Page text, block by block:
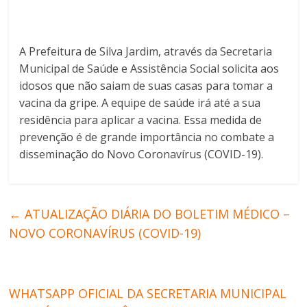
A Prefeitura de Silva Jardim, através da Secretaria
Municipal de Saúde e Assistência Social solicita aos
idosos que não saiam de suas casas para tomar a
vacina da gripe. A equipe de saúde irá até a sua
residência para aplicar a vacina. Essa medida de
prevenção é de grande importância no combate a
disseminação do Novo Coronavírus (COVID-19).
← ATUALIZAÇÃO DIÁRIA DO BOLETIM MÉDICO –
NOVO CORONAVÍRUS (COVID-19)
WHATSAPP OFICIAL DA SECRETARIA MUNICIPAL